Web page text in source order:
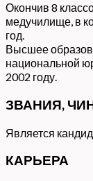
Окончив 8
медучилище, в
год.
Высшее
национальной
2002 году.
ЗВАНИЯ,
Является
КАРЬЕРА